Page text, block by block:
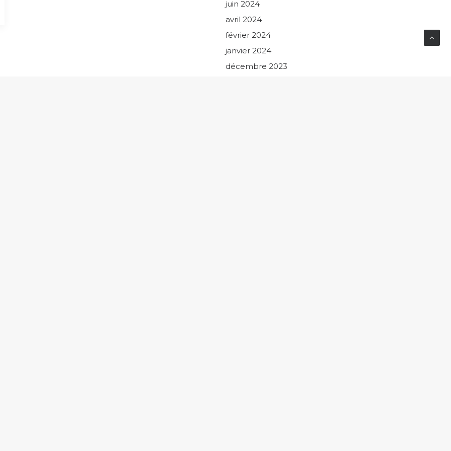
juin 2024
avril 2024
février 2024
janvier 2024
décembre 2023